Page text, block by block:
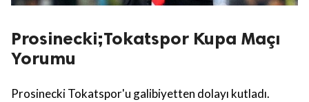
Prosinecki;Tokatspor Kupa Maçı
Yorumu
Prosinecki Tokatspor'u galibiyetten dolayı kutladı.